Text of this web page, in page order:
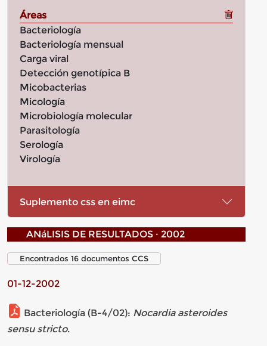
Áreas
Bacteriología
Bacteriología mensual
Carga viral
Detección genotípica B
Micobacterias
Micología
Microbiología molecular
Parasitología
Serología
Virología
Suplemento css en eimc
ANáLISIS DE RESULTADOS 2002
Encontrados 16 documentos CCS
01-12-2002
Bacteriología (B-4/02): Nocardia asteroides
sensu stricto.